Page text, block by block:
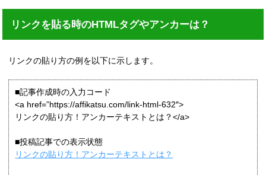
リンクを貼る時のHTMLタグやアンカーは？
リンクの貼り方の例を以下に示します。
■記事作成時の入力コード
<a href=”https://affikatsu.com/link-html-632″>
リンクの貼り方！アンカーテキストとは？</a>
■投稿記事での表示状態
リンクの貼り方！アンカーテキストとは？